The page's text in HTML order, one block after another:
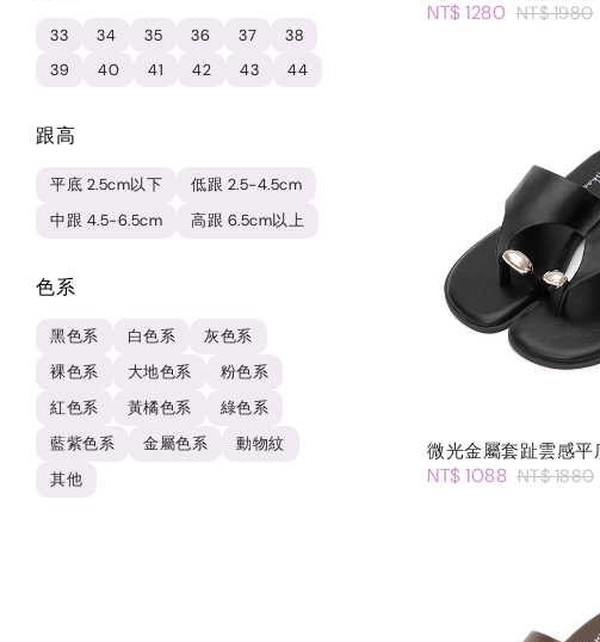
33 34 35 36 37
38
39
40 41 42 43 44
跟高
平底 2.5cm以下
低跟 2.5-4.5cm
中跟 4.5-6.5cm
高跟 6.5cm以上
色系
黑色系 白色系
灰色系
裸色系
大地色系
粉色系
紅色系
黃橘色系
綠色系
藍紫色系
金屬色系
動物紋
其他
NT$ 1280 NT$ 1980
微光金屬套趾雲感平
NT$ 1088 NT$ 1880